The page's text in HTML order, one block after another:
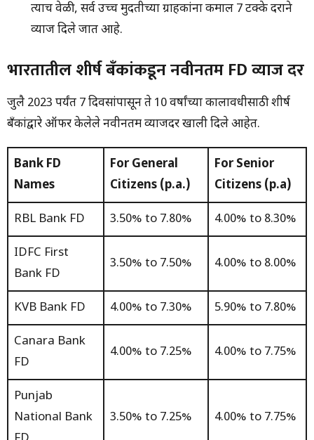
त्याच वेळी, सर्व उच्च मुदतीच्या ग्राहकांना कमाल 7 टक्के दराने
व्याज दिले जात आहे.
भारतातील शीर्ष बँकांकडून नवीनतम FD व्याज दर
जुलै 2023 पर्यंत 7 दिवसांपासून ते 10 वर्षांच्या कालावधीसाठी शीर्ष
बँकांद्वारे ऑफर केलेले नवीनतम व्याजदर खाली दिले आहेत.
Bank FD
Names
For General
Citizens (p.a.)
For Senior
Citizens (p.a)
RBL Bank FD 3.50% to 7.80% 4.00% to 8.30%
IDFC First
Bank FD
3.50% to 7.50% 4.00% to 8.00%
KVB Bank FD 4.00% to 7.30% 5.90% to 7.80%
Canara Bank
FD
4.00% to 7.25% 4.00% to 7.75%
Punjab
National Bank
3.50% to 7.25% 4.00% to 7.75%